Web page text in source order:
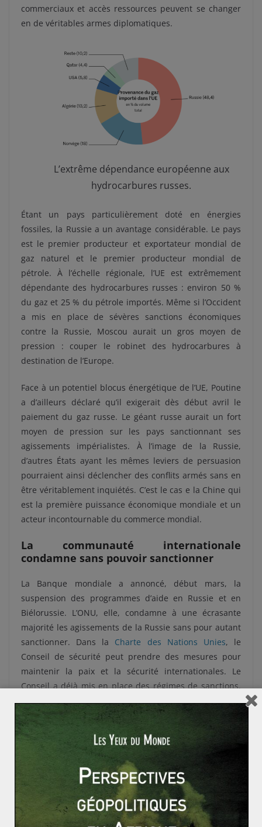
commerciaux et accès ressources peuvent se changer
en de véritables armes diplomatiques.
L’extrême dépendance européenne aux
hydrocarbures russes.
Étant un pays particulièrement doté en énergies
fossiles, la Russie a un avantage considérable. Le pays
est le premier producteur et exportateur mondial de
gaz naturel et le premier producteur mondial de
pétrole. À l’échelle régionale, l’UE est extrêmement
dépendante des hydrocarbures russes : environ 50 %
du gaz et 25 % du pétrole importés. Même si l’Occident
a mis en place de sévères sanctions économiques
contre la Russie, Moscou aurait un gros moyen de
pression : couper le robinet des hydrocarbures à
destination de l’Europe.
Face à un potentiel blocus énergétique de l’UE, Poutine
a d’ailleurs déclaré qu’il exigerait dès début avril le
paiement du gaz russe. Le géant russe aurait un fort
moyen de pression sur les pays sanctionnant ses
agissements impérialistes. À l’image de la Russie,
d’autres États ayant les mêmes leviers de persuasion
pourraient ainsi déclencher des conflits armés sans en
être véritablement inquiétés. C’est le cas e la Chine qui
est la première puissance économique mondiale et un
acteur incontournable du commerce mondial.
La communauté internationale
condamne sans pouvoir sanctionner
La Banque mondiale a annoncé, début mars, la
suspension des programmes d’aide en Russie et en
Biélorussie. L’ONU, elle, condamne à une écrasante
majorité les agissements de la Russie sans pour autant
sanctionner. Dans la Charte des Nations Unies, le
Conseil de sécurité peut prendre des mesures pour
maintenir la paix et la sécurité internationales. Le
Conseil a déjà mis en place des régimes de sanctions,
comme en Irak ou au Rwanda par exemple.
Ces mesures coercitives n’impliquent pas l’usage de la
force. Néanmoins les Nations Unis peuvent décider
d’envoyer les « casques bleus » se battre ou protéger la
Dans le cas de la guerre en Ukraine, la paix et la
diplomatie ne sont plus vraiment d’actualité. La
sécurité internationale semble ébranlée avec la